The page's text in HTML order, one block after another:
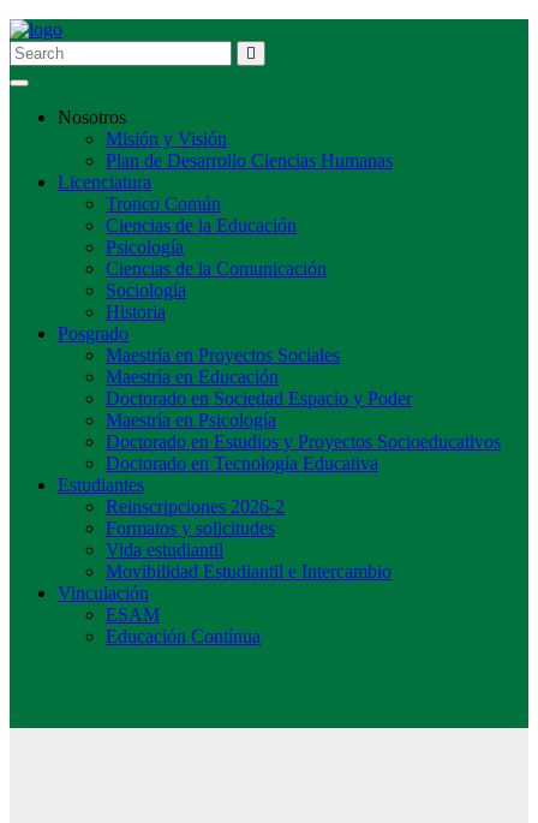
Toggle navigation
Nosotros
Misión y Visión
Plan de Desarrollo Ciencias Humanas
Licenciatura
Tronco Común
Ciencias de la Educación
Psicología
Ciencias de la Comunicación
Sociología
Historia
Posgrado
Maestría en Proyectos Sociales
Maestría en Educación
Doctorado en Sociedad Espacio y Poder
Maestría en Psicología
Doctorado en Estudios y Proyectos Socioeducativos
Doctorado en Tecnología Educativa
Estudiantes
Reinscripciones 2026-2
Formatos y solicitudes
Vida estudiantil
Movibilidad Estudiantil e Intercambio
Vinculación
ESAM
Educación Contínua